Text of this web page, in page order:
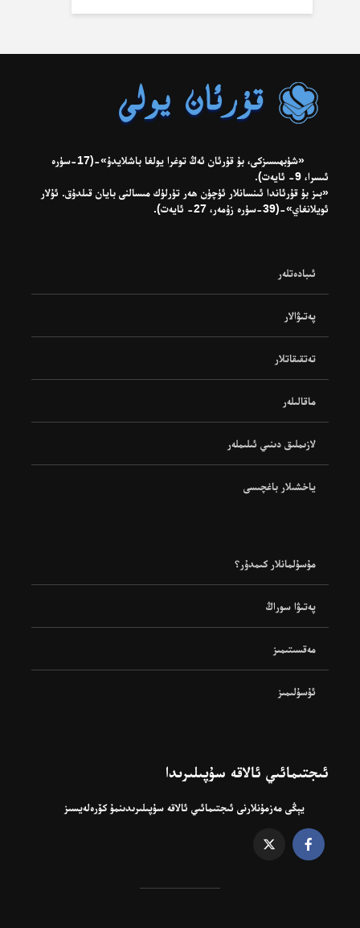
«شۈبھىسىزكى، بۇ قۇرئان ئەڭ توغرا يولغا باشلايدۇ»-(17-سۈرە
ئىسرا، 9- ئايەت).
«بىز بۇ قۇرئاندا ئىنسانلار ئۈچۈن ھەر تۈرلۈك مىسالنى بايان قىلدۇق. ئۇلار
ئويلانغاي»-(39-سۈرە زۇمەر، 27- ئايەت).
ئىبادەتلەر
پەتىۋالار
تەتقىقاتلار
ماقالىلەر
لازىملىق دىنىي ئىلىملەر
ياخشىلار باغچىسى
مۇسۇلمانلار كىمدۇر؟
پەتىۋا سوراڭ
مەقسىتىمىز
ئۇسۇلىمىز
ئىجتىمائىي ئالاقە سۇپىلىرىدا
يېڭى مەزمۇنلارنى ئىجتىمائىي ئالاقە سۇپىلىرىدىنمۇ كۆرەلەيسىز